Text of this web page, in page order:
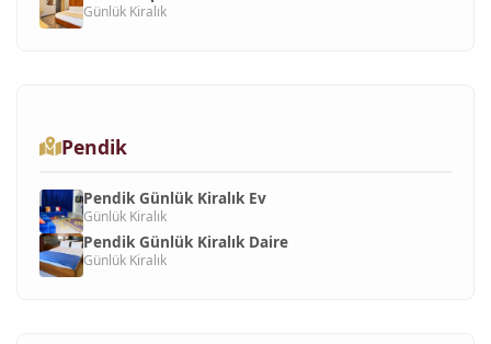
Günlük Kiralık
Pendik
Pendik Günlük Kiralık Ev
Günlük Kiralık
Pendik Günlük Kiralık Daire
Günlük Kiralık